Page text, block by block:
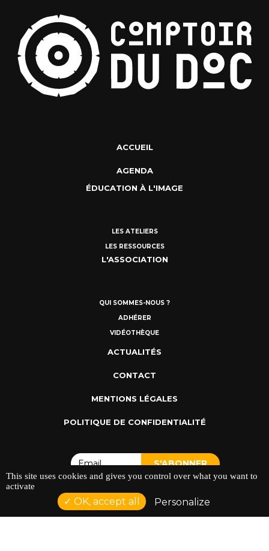
ACCUEIL
AGENDA
ÉDUCATION À L'IMAGE
LES ATELIERS
LES RESSOURCES
L'ASSOCIATION
QUI SOMMES-NOUS ?
ADHÉRER
VIDÉOTHÈQUE
ACTUALITÉS
CONTACT
MENTIONS LÉGALES
POLITIQUE DE CONFIDENTIALITÉ
This site uses cookies and gives you control over what you want to
activate
OK, accept all Personalize